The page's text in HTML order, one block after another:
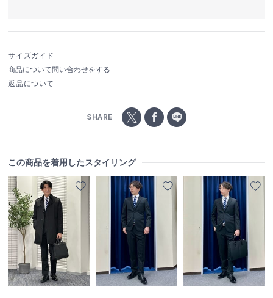
サイズガイド
商品について問い合わせをする
返品について
SHARE
この商品を着用したスタイリング